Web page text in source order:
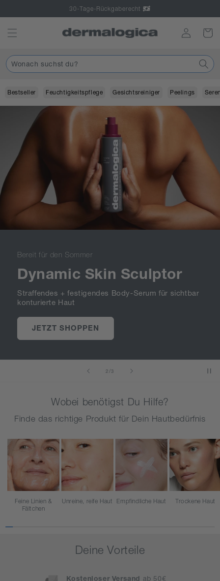
Inhalt
Einloggen
Wonach suchst du?
Bestseller Feuchtigkeitspflege Gesichtsreiniger Peelings
Bereit für den Sommer
Dynamic Skin Sculptor
Straffendes + festigendes Body-Serum für sichtbar
konturierte Haut
JETZT SHOPPEN
2/von
3
Wobei benötigst Du Hilfe?
Finde das richtige Produkt für Dein Hautbedürfnis
Feine Linien &
Fältchen
Unreine, reife Haut Empfindliche Haut Trockene Haut
Deine Vorteile
Kostenloser Versand ab 50€